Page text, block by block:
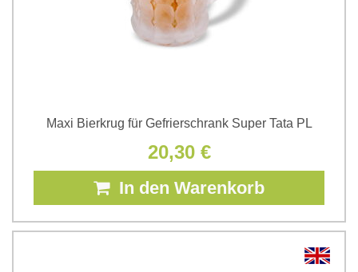
Maxi Bierkrug für Gefrierschrank Super Tata PL
20,30 €
In den Warenkorb